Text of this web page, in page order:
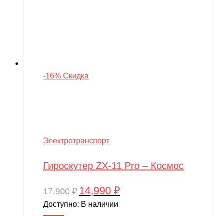
-16% Скидка
Электротранспорт
Гироскутер ZX-11 Pro – Космос
17,900₽ Первоначальная
цена
14,990 ₽
Доступно: В наличии